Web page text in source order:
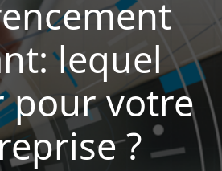
lequel
pour votre
?